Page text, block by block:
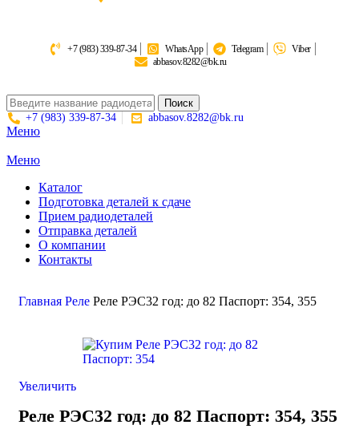
+7 (983) 339-87-34 WhatsApp Telegram
Viber
abbasov.8282@bk.ru
Поиск
+7 (983) 339-87-34
abbasov.8282@bk.ru
Меню
Меню
Каталог
Подготовка деталей к сдаче
Прием радиодеталей
Отправка деталей
О компании
Контакты
Поиск
Главная Реле Реле РЭС32 год: до 82 Паспорт: 354, 355
Увеличить
Реле РЭС32 год: до 82 Паспорт: 354, 355